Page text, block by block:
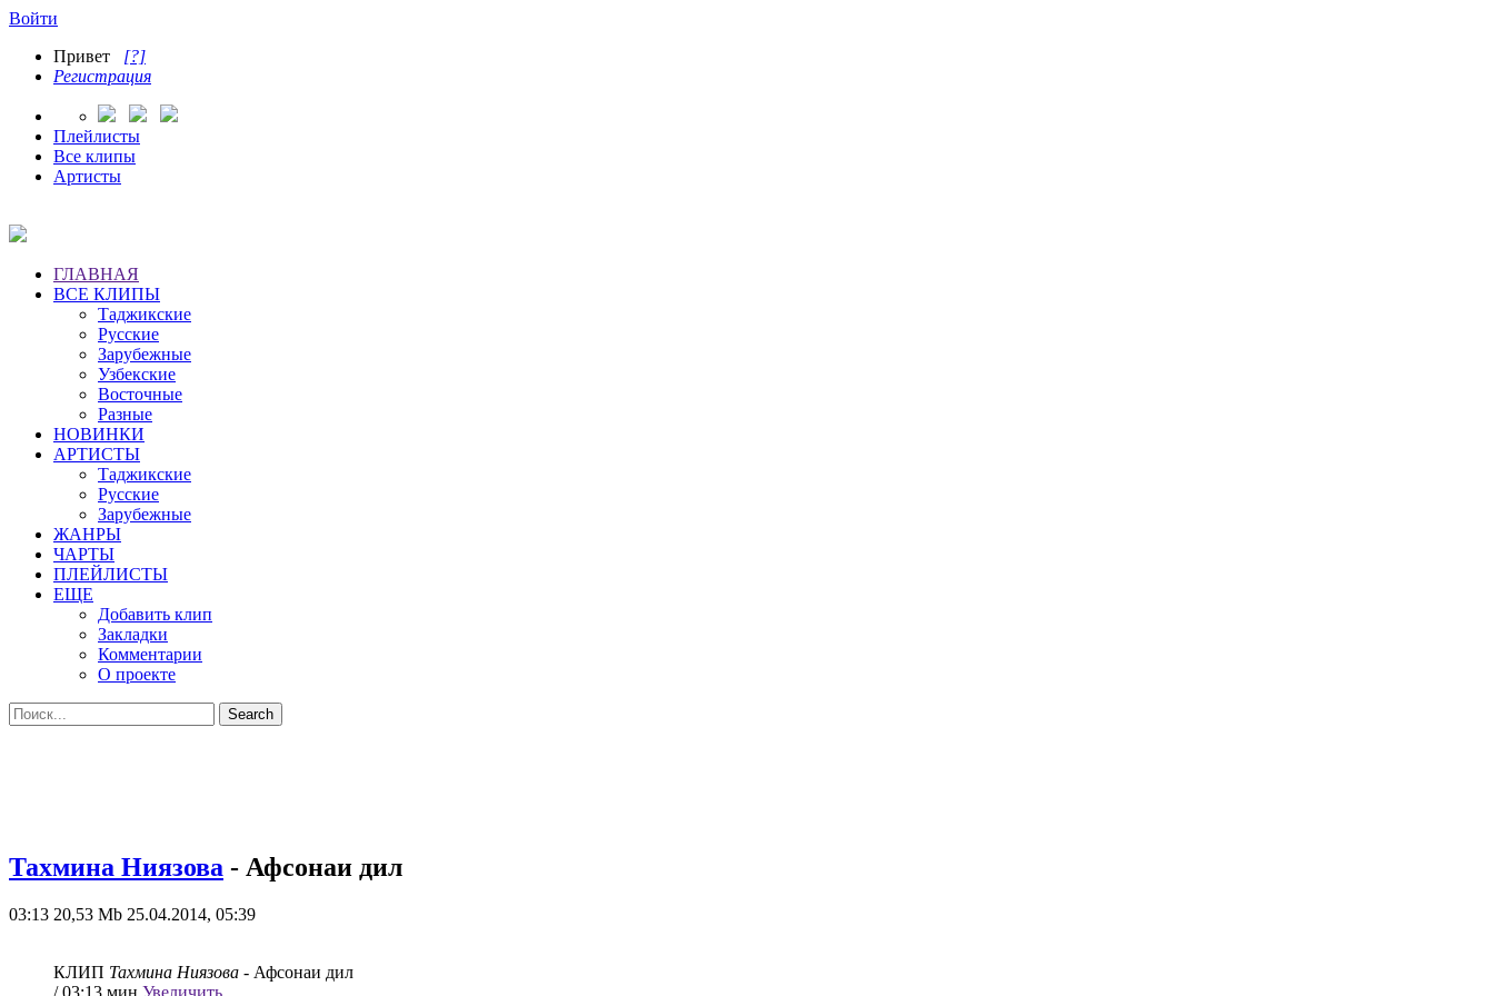
Войти
Привет [?]
Регистрация
Плейлисты
Все клипы
Артисты
ГЛАВНАЯ
ВСЕ КЛИПЫ
Таджикские
Русские
Зарубежные
Узбекские
Восточные
Разные
НОВИНКИ
АРТИСТЫ
Таджикские
Русские
Зарубежные
ЖАНРЫ
ЧАРТЫ
ПЛЕЙЛИСТЫ
ЕЩЕ
Добавить клип
Закладки
Комментарии
О проекте
Тахмина Ниязова - Афсонаи дил
03:13 20,53 Mb 25.04.2014, 05:39
КЛИП Тахмина Ниязова - Афсонаи дил
/ 03:13 мин Увеличить